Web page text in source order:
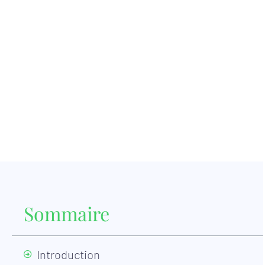
Sommaire
Introduction